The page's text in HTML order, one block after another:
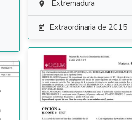
 Extremadura
 Extraordinaria de 2015